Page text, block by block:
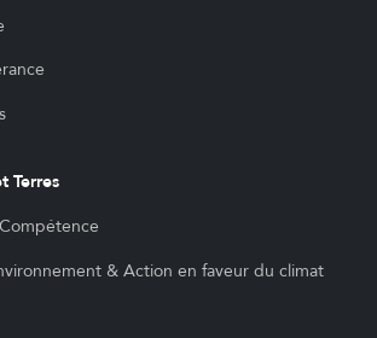
Terres
& Action en faveur du climat